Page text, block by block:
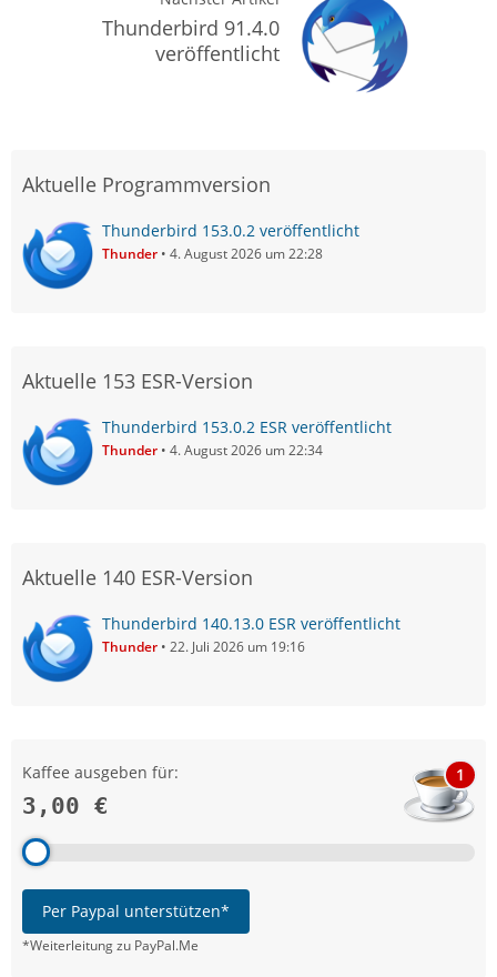
Thunderbird 91.4.0
veröffentlicht
Aktuelle Programmversion
Thunderbird 153.0.2 veröffentlicht
Thunder 4. August 2026 um 22:28
Aktuelle 153 ESR-Version
Thunderbird 153.0.2 ESR veröffentlicht
Thunder 4. August 2026 um 22:34
Aktuelle 140 ESR-Version
Thunderbird 140.13.0 ESR veröffentlicht
Thunder 22. Juli 2026 um 19:16
Kaffee ausgeben für:
3,00 €
1
Per Paypal unterstützen*
*Weiterleitung zu PayPal.Me